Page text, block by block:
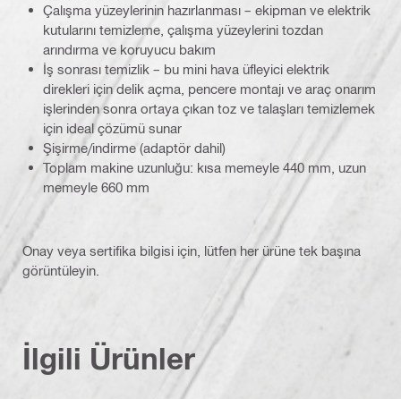
Çalışma yüzeylerinin hazırlanması – ekipman ve elektrik
kutularını temizleme, çalışma yüzeylerini tozdan
arındırma ve koruyucu bakım
İş sonrası temizlik – bu mini hava üfleyici elektrik
direkleri için delik açma, pencere montajı ve araç onarım
işlerinden sonra ortaya çıkan toz ve talaşları temizlemek
için ideal çözümü sunar
Şişirme/indirme (adaptör dahil)
Toplam makine uzunluğu: kısa memeyle 440 mm, uzun
memeyle 660 mm
Onay veya sertifika bilgisi için, lütfen her ürüne tek başına
görüntüleyin.
İlgili Ürünler